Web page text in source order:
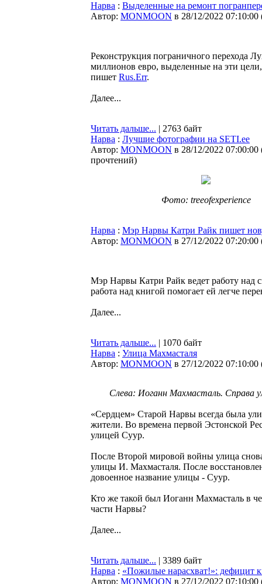
Нарва : Выделенные на ремонт
Автор: MONMOON в 28/12/2022 07:10:00
Реконструкция пограничного перехода
миллионов евро, выделенные на эти
пишет Rus.Err.
Далее...
Читать дальше... | 2763 байт
Нарва : Лучшие фотографии на SETI.ee
Автор: MONMOON в 28/12/2022 07:00:00
прочтений)
Фото: treeofexperience
Нарва : Мэр Нарвы Катри Райк пишет
Автор: MONMOON в 27/12/2022 07:20:00
Мэр Нарвы Катри Райк ведет работу над
работа над книгой помогает ей легче
Далее...
Читать дальше... | 1070 байт
Нарва : Улица Махмасталя
Автор: MONMOON в 27/12/2022 07:10:00
Слева: Иоганн Махмасталь. Cправа
«Сердцем» Старой Нарвы всегда была
жители. Во времена первой Эстонской
улицей Суур.
После Второй мировой войны улица
улицы И. Махмасталя. После
довоенное название улицы - Суур.
Кто же такой был Иоганн Махмасталь в
части Нарвы?
Далее...
Читать дальше... | 3389 байт
Нарва : «Пожилые нарасхват!»: дефицит
Автор: MONMOON в 27/12/2022 07:10:00